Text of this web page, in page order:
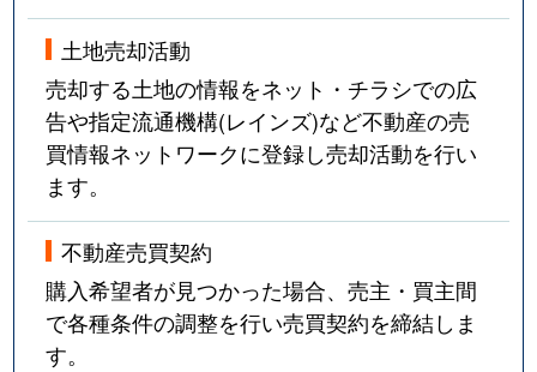
土地売却活動
売却する土地の情報をネット・チラシでの広
告や指定流通機構(レインズ)など不動産の売
買情報ネットワークに登録し売却活動を行い
ます。
不動産売買契約
購入希望者が見つかった場合、売主・買主間
で各種条件の調整を行い売買契約を締結しま
す。